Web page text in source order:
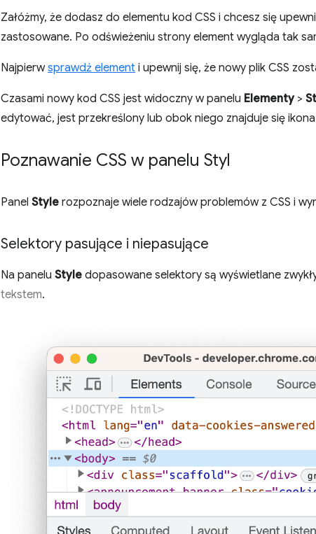
Załóżmy, że dodasz do elementu kod CSS i chcesz się
zastosowane. Po odświeżeniu strony element wygląda tak
Najpierwsprawdź element i upewnij się, że nowy plik CSS
Czasami nowy kod CSS jest widoczny w panelu Elementy>
edytować, jest przekreślony lub obok niego znajduje się
Poznawanie CSS w panelu Styl
Panel Style rozpoznaje wiele rodzajów problemów z CSS i
Selektory pasujące i niepasujące
Na panelu Style dopasowane selektory są wyświetlane
tekstem.